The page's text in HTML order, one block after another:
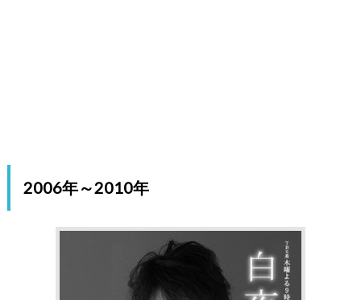
2006年～2010年